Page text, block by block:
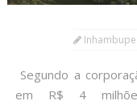
Segundo a
em R$ 4